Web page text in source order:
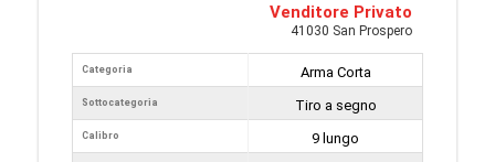
Venditore Privato
41030 San Prospero
Categoria
Sottocategoria
Calibro
Arma Corta
Tiro a segno
9 lungo